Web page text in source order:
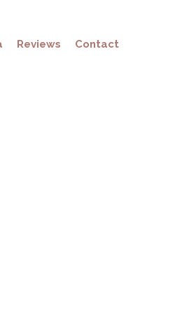
Reviews Contact